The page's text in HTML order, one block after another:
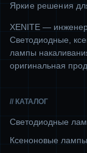
Яркие решения
XENITE —
Светодиодные,
лампы
оригинальная
// КАТАЛОГ
Светодиодные
Ксеноновые лампы